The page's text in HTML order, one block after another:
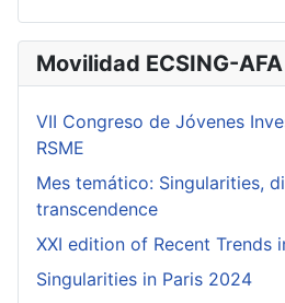
Movilidad ECSING-
VII Congreso de Jóvenes
RSME
Mes temático: Singularities,
transcendence
XXI edition of Recent Trends
Singularities in Paris 2024